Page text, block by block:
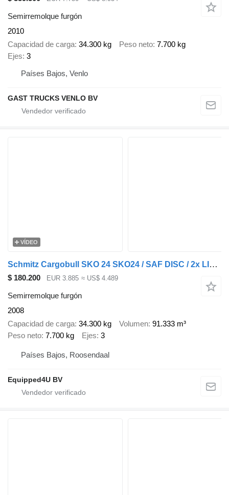
Semirremolque furgón
2010
Capacidad de carga 34.300 kg Peso neto 7.700 kg
Ejes 3
Países Bajos, Venlo
GAST TRUCKS VENLO BV
VÍDEO
Schmitz Cargobull SKO 24 SKO24 / SAF DISC / 2x LIFTAXLE / GALVANIZED / NL-TRAILER
$ 180.200 EUR 3.885 ≈ US$ 4.489
Semirremolque furgón
2008
Capacidad de carga 34.300 kg Volumen 91.333 m³
Peso neto 7.700 kg Ejes 3
Países Bajos, Roosendaal
Equipped4U BV